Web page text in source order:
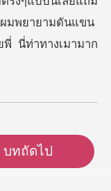
บทถัดไป